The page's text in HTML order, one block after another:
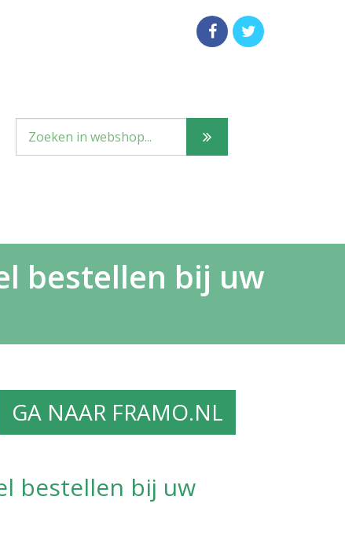
bestellen bij uw
GA NAAR FRAMO.NL
bestellen bij uw